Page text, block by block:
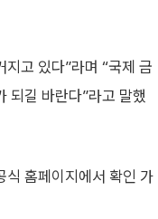
고 있다”라며 “국제 금
되길 바란다”라고 말했
식 홈페이지에서 확인 가